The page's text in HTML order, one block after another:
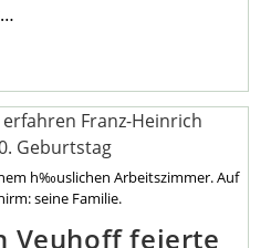
h‰uslichen Arbeitszimmer. Auf
seine Familie.
Veuhoff feierte